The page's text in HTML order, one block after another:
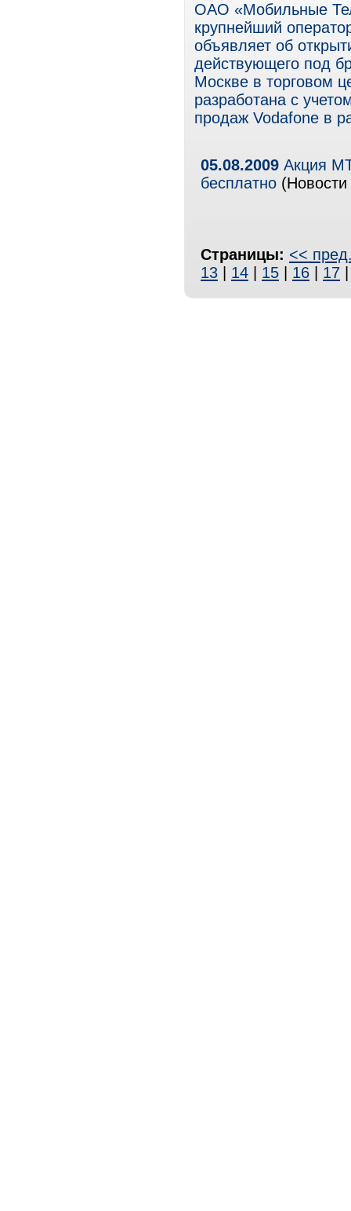
ОАО «Мобильные
крупнейший
объявляет об
действующего под
Москве в торговом
разработана с
продаж Vodafone в
05.08.2009 Акция
бесплатно (Новости
Страницы: <<
13
14 15 16 17